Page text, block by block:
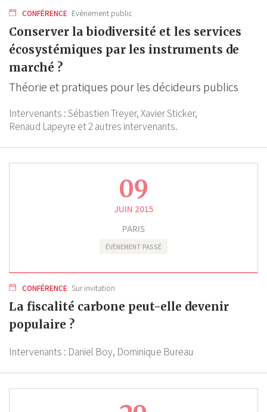
CONFÉRENCE Evènement public
Conserver la biodiversité et les services
écosystémiques par les instruments de
marché ?
Théorie et pratiques pour les décideurs publics
Intervenants :Sébastien Treyer,Xavier Sticker,
Renaud Lapeyre et 2 autres intervenants.
09
JUIN 2015
PARIS
ÉVÈNEMENT PASSÉ
CONFÉRENCE Sur invitation
La fiscalité carbone peut-elle devenir
populaire ?
Intervenants : Daniel Boy, Dominique Bureau